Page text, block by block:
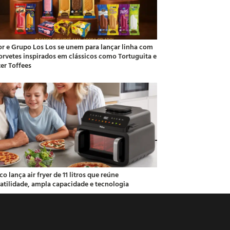
e Grupo Los Los se unem para lançar linha com
inspirados em clássicos como Tortuguita e
Toffees
lança air fryer de 11 litros que reúne
ampla capacidade e tecnologia